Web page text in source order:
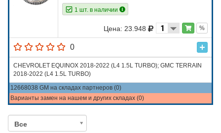
1 шт. в наличии
Цена: 23.948 %
0
CHEVROLET EQUINOX 2018-2022 (L4 1.5L TURBO); GMC TERRAIN
2018-2022 (L4 1.5L TURBO)
12668038 GM на складах партнеров (0)
Варианты замен на нашем и других складах (0)
Все